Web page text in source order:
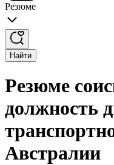
Резюме
Найти
Резюме
должность
Австралии